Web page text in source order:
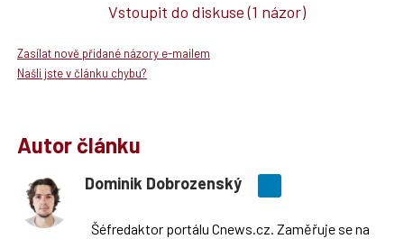
Vstoupit do diskuse(1 názor)
Zasílat nově přidané názory e-mailem
Našli jste v článku chybu?
Autor článku
Dominik Dobrozenský
Šéfredaktor portálu Cnews.cz. Zaměřuje se na